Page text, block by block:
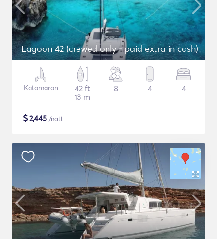
Lagoon 42 (crewed only - paid extra in cash)
Katamaran
42 ft
13 m
8 4 4
$2,445 /natt